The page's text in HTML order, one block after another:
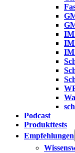
IM
IM
IM
Podcast
Produkttests
Empfehlungen